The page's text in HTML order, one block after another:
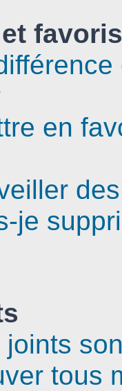
favoris
en
je
tous